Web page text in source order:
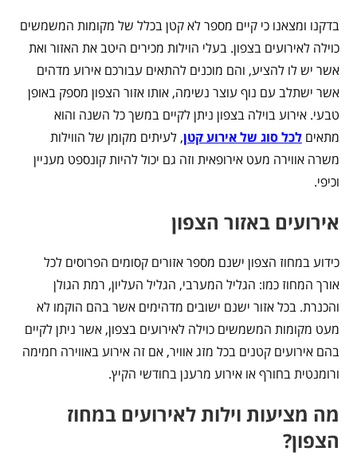
בדקנו ומצאנו כי קיים מספר לא קטן בכלל של מקומות המשמשים
כוילה לאירועים בצפון. בעלי הוילות מכירים היטב את האזור ואת
אשר יש לו להציע, והם מוכנים להתאים עבורכם אירוע מדהים
אשר ישתלב עם נוף עוצר נשימה, אותו אזור הצפון מספק באופן
טבעי. אירוע בוילה בצפון ניתן לקיים במשך כל השנה והוא
מתאיםלכל סוג של אירוע קטן, לעיתים מקומן של הווילות
משרה אווירה מעט אירופאית וזה גם יכול להיות קונספט מעניין
וכיפי.
אירועים באזור הצפון
כידוע במחוז הצפון ישנם מספר אזורים קסומים הפרוסים לכל
אורך המחוז כמו: הגליל המערבי, הגליל העליון, רמת הגולן
והכנרת. בכל אזור ישנם ישובים מדהימים אשר בהם הוקמו לא
מעט מקומות המשמשים כוילה לאירועים בצפון, אשר ניתן לקיים
בהם אירועים קטנים בכל מזג אוויר, אם זה אירוע באווירה חמימה
ורומנטית בחורף או אירוע מרענן בחודשי הקיץ.
מה מציעות וילות לאירועים במחוז
הצפון?